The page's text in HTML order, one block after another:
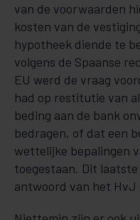
van de voorwaarden
kosten van de
hypotheek diende te
volgens de Spaanse
EU werd de vraag
had op restitutie van
beding aan de bank
bedragen, of dat een
wettelijke bepalingen
toegestaan. Dit
antwoord van het HvJ